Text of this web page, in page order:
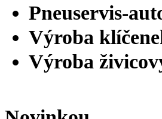
Pneuservis-
Výroba
Výroba